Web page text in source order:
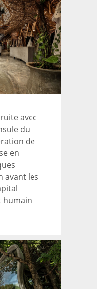
avec
du
de
en
avant les
humain